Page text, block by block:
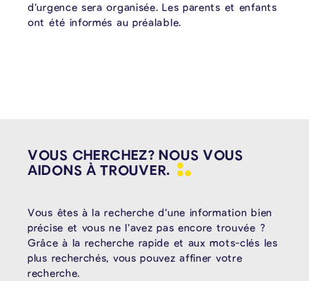
d’urgence sera organisée. Les parents et enfants
ont été informés au préalable.
VOUS CHERCHEZ? NOUS VOUS
AIDONS ÀTROUVER.
Vous êtes à la recherche d’une information bien
précise et vous ne l’avez pas encore trouvée ?
Grâce à la recherche rapide et aux mots-clés les
plus recherchés, vous pouvez affiner votre
recherche.